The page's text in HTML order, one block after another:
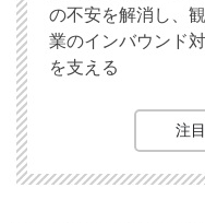
の不安を解消し、
業のインバウンド
を支える
注